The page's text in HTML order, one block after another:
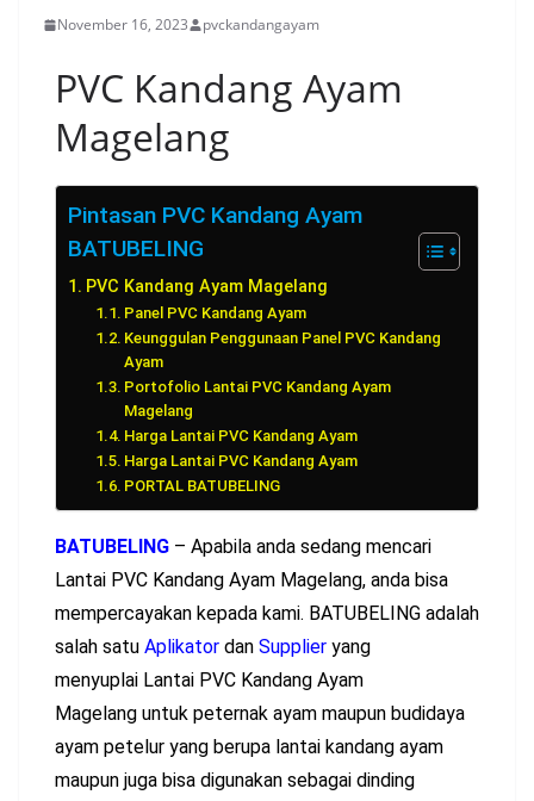
November 16, 2023 pvckandangayam
PVC Kandang Ayam
Magelang
Pintasan PVC Kandang Ayam
BATUBELING
PVC Kandang Ayam Magelang
Panel PVC Kandang Ayam
Keunggulan Penggunaan Panel PVC Kandang
Ayam
Portofolio Lantai PVC Kandang Ayam
Magelang
Harga Lantai PVC Kandang Ayam
Harga Lantai PVC Kandang Ayam
PORTAL BATUBELING
BATUBELING – Apabila anda sedang mencari
Lantai PVC Kandang Ayam Magelang, anda bisa
mempercayakan kepada kami. BATUBELING adalah
salah satu Aplikator dan Supplier yang
menyuplai Lantai PVC Kandang Ayam
Magelang untuk peternak ayam maupun budidaya
ayam petelur yang berupa lantai kandang ayam
maupun juga bisa digunakan sebagai dinding